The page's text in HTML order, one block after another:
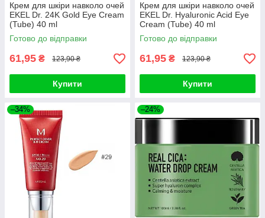
Крем для шкіри навколо очей
EKEL Dr. 24K Gold Eye Cream
(Tube) 40 ml
Готово до відправки
61,95 ₴ 123,90 ₴
Купити
Крем для шкіри навколо очей
EKEL Dr. Hyaluronic Acid Eye
Cream (Tube) 40 ml
Готово до відправки
61,95 ₴ 123,90 ₴
Купити
–34% –24%